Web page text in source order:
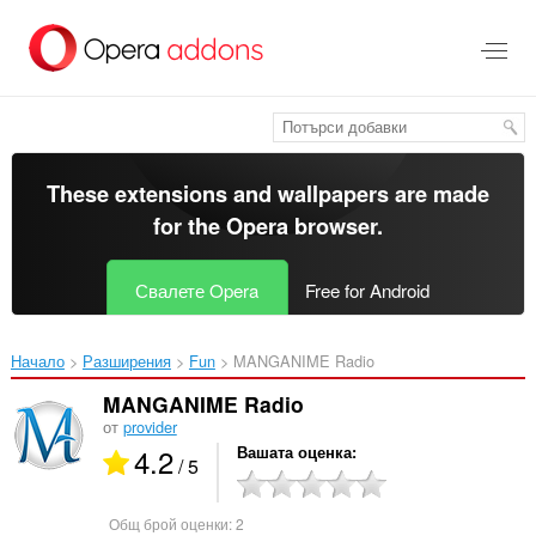
главното
съдържание
These extensions and wallpapers are made
for theOpera browser.
Свалете Opera Free for Android
Начало Разширения Fun MANGANIME Radio‎
MANGANIME Radio
от provider
4.2/ 5 Вашата оценка
Общ брой оценки:2